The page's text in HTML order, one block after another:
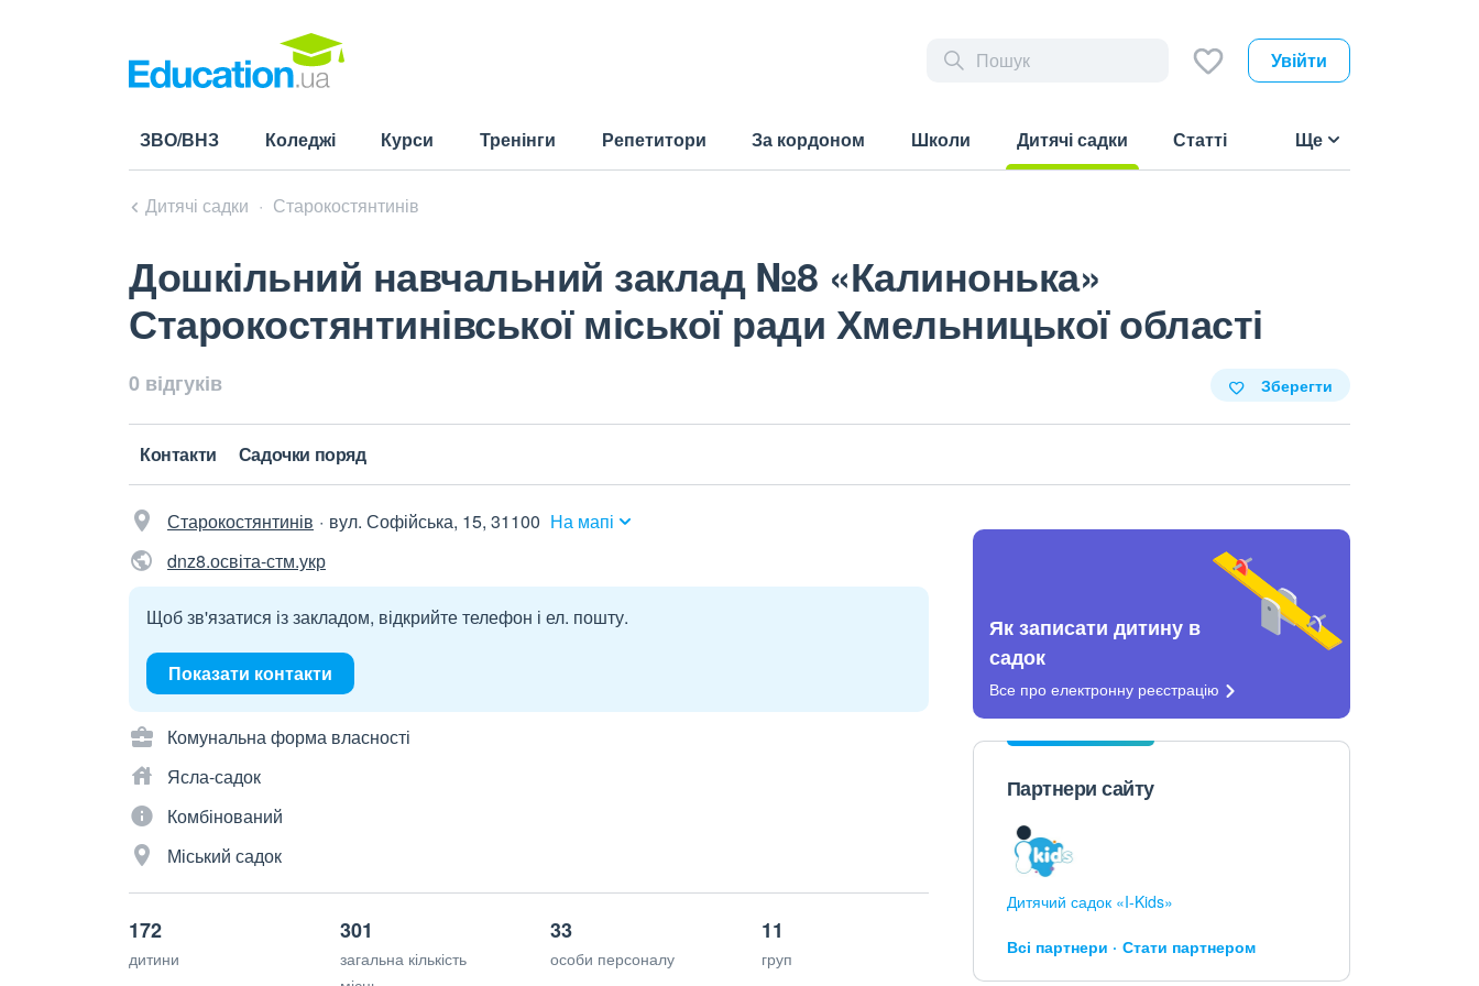
Увійти
ЗВО/ВНЗ Коледжі Курси Тренінги Репетитори За кордоном Школи
Дитячі садки
Статті Ще
Дитячі садки Старокостянтинів
Дошкільний навчальний заклад №8 «Калинонька»
Старокостянтинівської міської ради Хмельницької області
0 відгуків Зберегти
Контакти Садочки поряд
Старокостянтинів вул. Софійська, 15, 31100 На мапі
dnz8.освіта-стм.укр
Щоб зв'язатися із закладом, відкрийте телефон і ел. пошту.
Показати контакти
Комунальна форма власності
Ясла-садок
Комбінований
Міський садок
172
дитини
301
загальна кількість
33
особи персоналу
11
груп
Як записати дитину в
садок
Все про електронну реєстрацію
Партнери сайту
Дитячий садок «I-Kids»
Всі партнери Стати партнером